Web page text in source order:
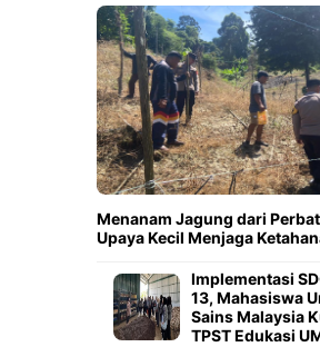
Menanam Jagung dari
Upaya Kecil Menjaga
Implementasi
13, Mahasiswa
Sains Malaysia
TPST Edukasi